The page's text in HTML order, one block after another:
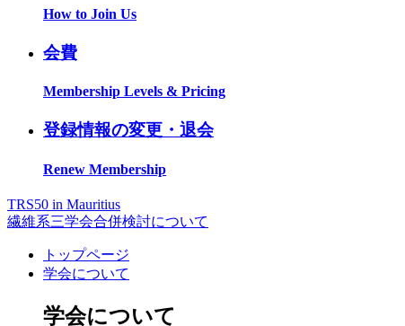
How to Join Us
会費
Membership Levels & Pricing
登録情報の変更・退会
Renew Membership
TRS50 in Mauritius
繊維系三学会合併検討について
トップページ
学会について
学会について